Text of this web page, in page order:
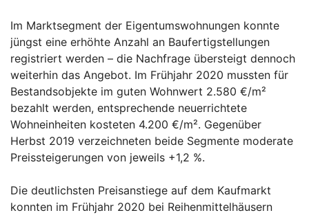
Im Marktsegment der Eigentumswohnungen konnte
jüngst eine erhöhte Anzahl an Baufertigstellungen
registriert werden – die Nachfrage übersteigt dennoch
weiterhin das Angebot. Im Frühjahr 2020 mussten für
Bestandsobjekte im guten Wohnwert 2.580 €/m²
bezahlt werden, entsprechende neuerrichtete
Wohneinheiten kosteten 4.200 €/m². Gegenüber
Herbst 2019 verzeichneten beide Segmente moderate
Preissteigerungen von jeweils +1,2 %.
Die deutlichsten Preisanstiege auf dem Kaufmarkt
konnten im Frühjahr 2020 bei Reihenmittelhäusern